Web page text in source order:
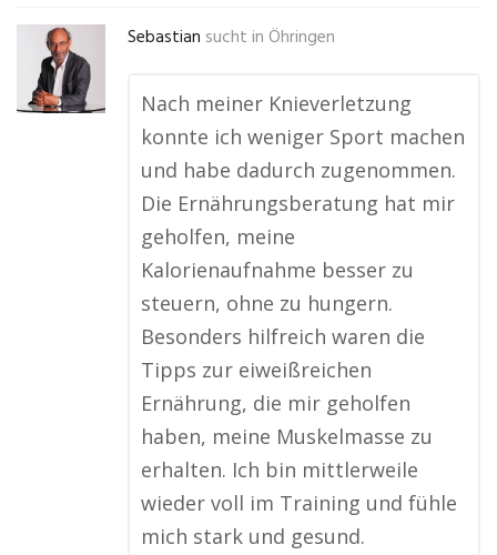
Sebastian sucht in Öhringen
Nach meiner Knieverletzung
konnte ich weniger Sport machen
und habe dadurch zugenommen.
Die Ernährungsberatung hat mir
geholfen, meine
Kalorienaufnahme besser zu
steuern, ohne zu hungern.
Besonders hilfreich waren die
Tipps zur eiweißreichen
Ernährung, die mir geholfen
haben, meine Muskelmasse zu
erhalten. Ich bin mittlerweile
wieder voll im Training und fühle
mich stark und gesund.